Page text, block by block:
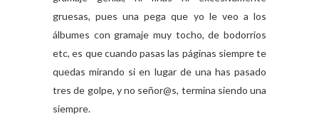
gruesas, pues una pega que yo le veo a los
álbumes con gramaje muy tocho, de bodorrios
etc, es que cuando pasas las páginas siempre te
quedas mirando si en lugar de una has pasado
tres de golpe, y no señor@s, termina siendo una
siempre.